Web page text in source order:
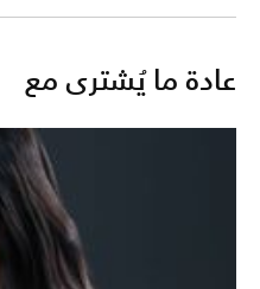
عادة ما يُشترى مع